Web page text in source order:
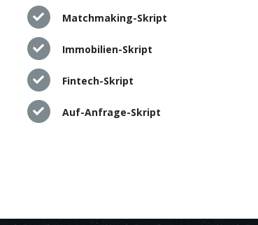
Matchmaking-Skript
Immobilien-Skript
Fintech-Skript
Auf-Anfrage-Skript